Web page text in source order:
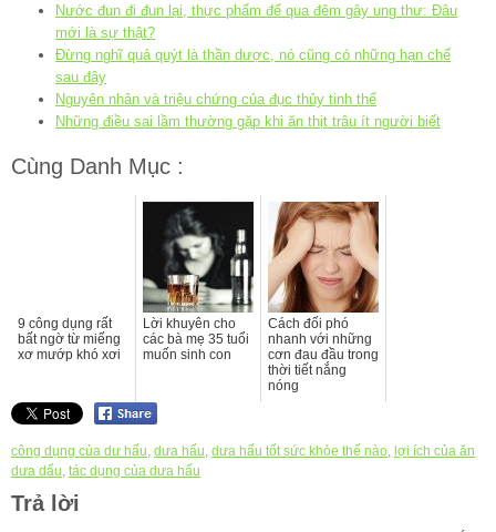
Nước đun đi đun lại, thực phẩm để qua đêm gây ung thư: Đâu
mới là sự thật?
Đừng nghĩ quả quýt là thần dược, nó cũng có những hạn chế
sau đây
Nguyên nhân và triệu chứng của đục thủy tinh thể
Những điều sai lầm thường gặp khi ăn thịt trâu ít người biết
Cùng Danh Mục :
9 công dụng rất
bất ngờ từ miếng
xơ mướp khó xơi
Lời khuyên cho
các bà mẹ 35 tuổi
muốn sinh con
Cách đối phó
nhanh với những
cơn đau đầu trong
thời tiết nắng
nóng
công dụng của dư hấu, dưa hấu, dưa hấu tốt sức khỏe thế nào, lợi ích của ăn
dưa dấu, tác dụng của dưa hấu
Trả lời